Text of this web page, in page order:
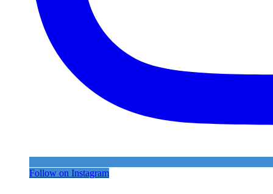
Follow on Instagram